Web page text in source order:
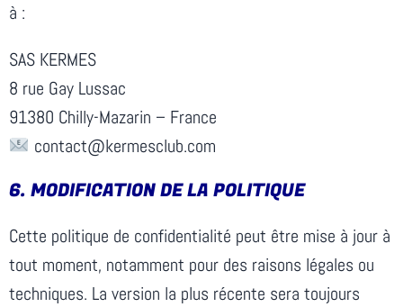
à :
SAS KERMES
8 rue Gay Lussac
91380 Chilly-Mazarin – France
contact@kermesclub.com
6.⁠ ⁠MODIFICATION DE LA POLITIQUE
Cette politique de confidentialité peut être mise à jour à
tout moment, notamment pour des raisons légales ou
techniques. La version la plus récente sera toujours